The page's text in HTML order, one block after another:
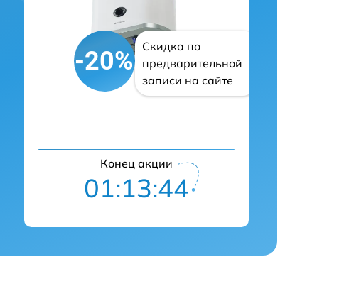
-20%
Скидка по
предварительной
записи на сайте
Конец акции
01:13:43